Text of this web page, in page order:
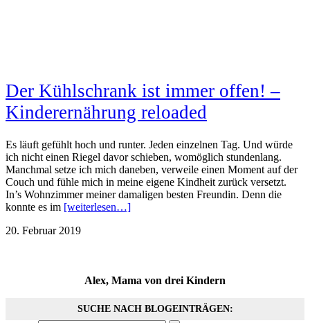
Der Kühlschrank ist immer offen! –
Kinderernährung reloaded
Es läuft gefühlt hoch und runter. Jeden einzelnen Tag. Und würde
ich nicht einen Riegel davor schieben, womöglich stundenlang.
Manchmal setze ich mich daneben, verweile einen Moment auf der
Couch und fühle mich in meine eigene Kindheit zurück versetzt.
In’s Wohnzimmer meiner damaligen besten Freundin. Denn die
konnte es im [weiterlesen…]
20. Februar 2019
Alex, Mama von drei Kindern
SUCHE NACH BLOGEINTRÄGEN: